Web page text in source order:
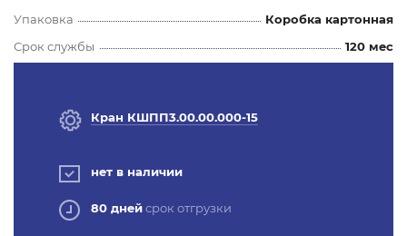
Упаковка
Коробка картонная
Срок службы
120 мес
Кран КШПП3.00.00.000-15
нет в наличии
80 днейсрок отгрузки